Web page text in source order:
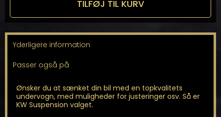
GT
GT/S/C
antal
TILFØJ TIL KURV
Yderligere information
Passer også på
Ønsker du at sænket din bil med en topkvalitets
undervogn, med muligheder for justeringer osv. Så er
KW Suspension valget.